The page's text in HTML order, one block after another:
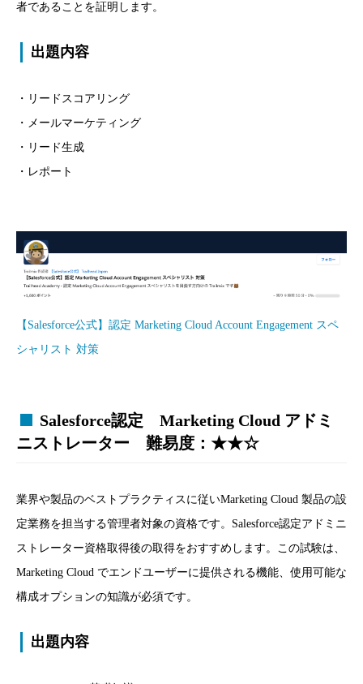
者であることを証明します。
出題内容
・リードスコアリング
・メールマーケティング
・リード生成
・レポート
【Salesforce公式】認定 Marketing Cloud Account Engagement スペ
シャリスト 対策
Salesforce認定 Marketing Cloud アドミ
ニストレーター 難易度：★★☆
業界や製品のベストプラクティスに従いMarketing Cloud 製品の設
定業務を担当する管理者対象の資格です。Salesforce認定アドミニ
ストレーター資格取得後の取得をおすすめします。この試験は、
Marketing Cloud でエンドユーザーに提供される機能、使用可能な
構成オプションの知識が必須です。
出題内容